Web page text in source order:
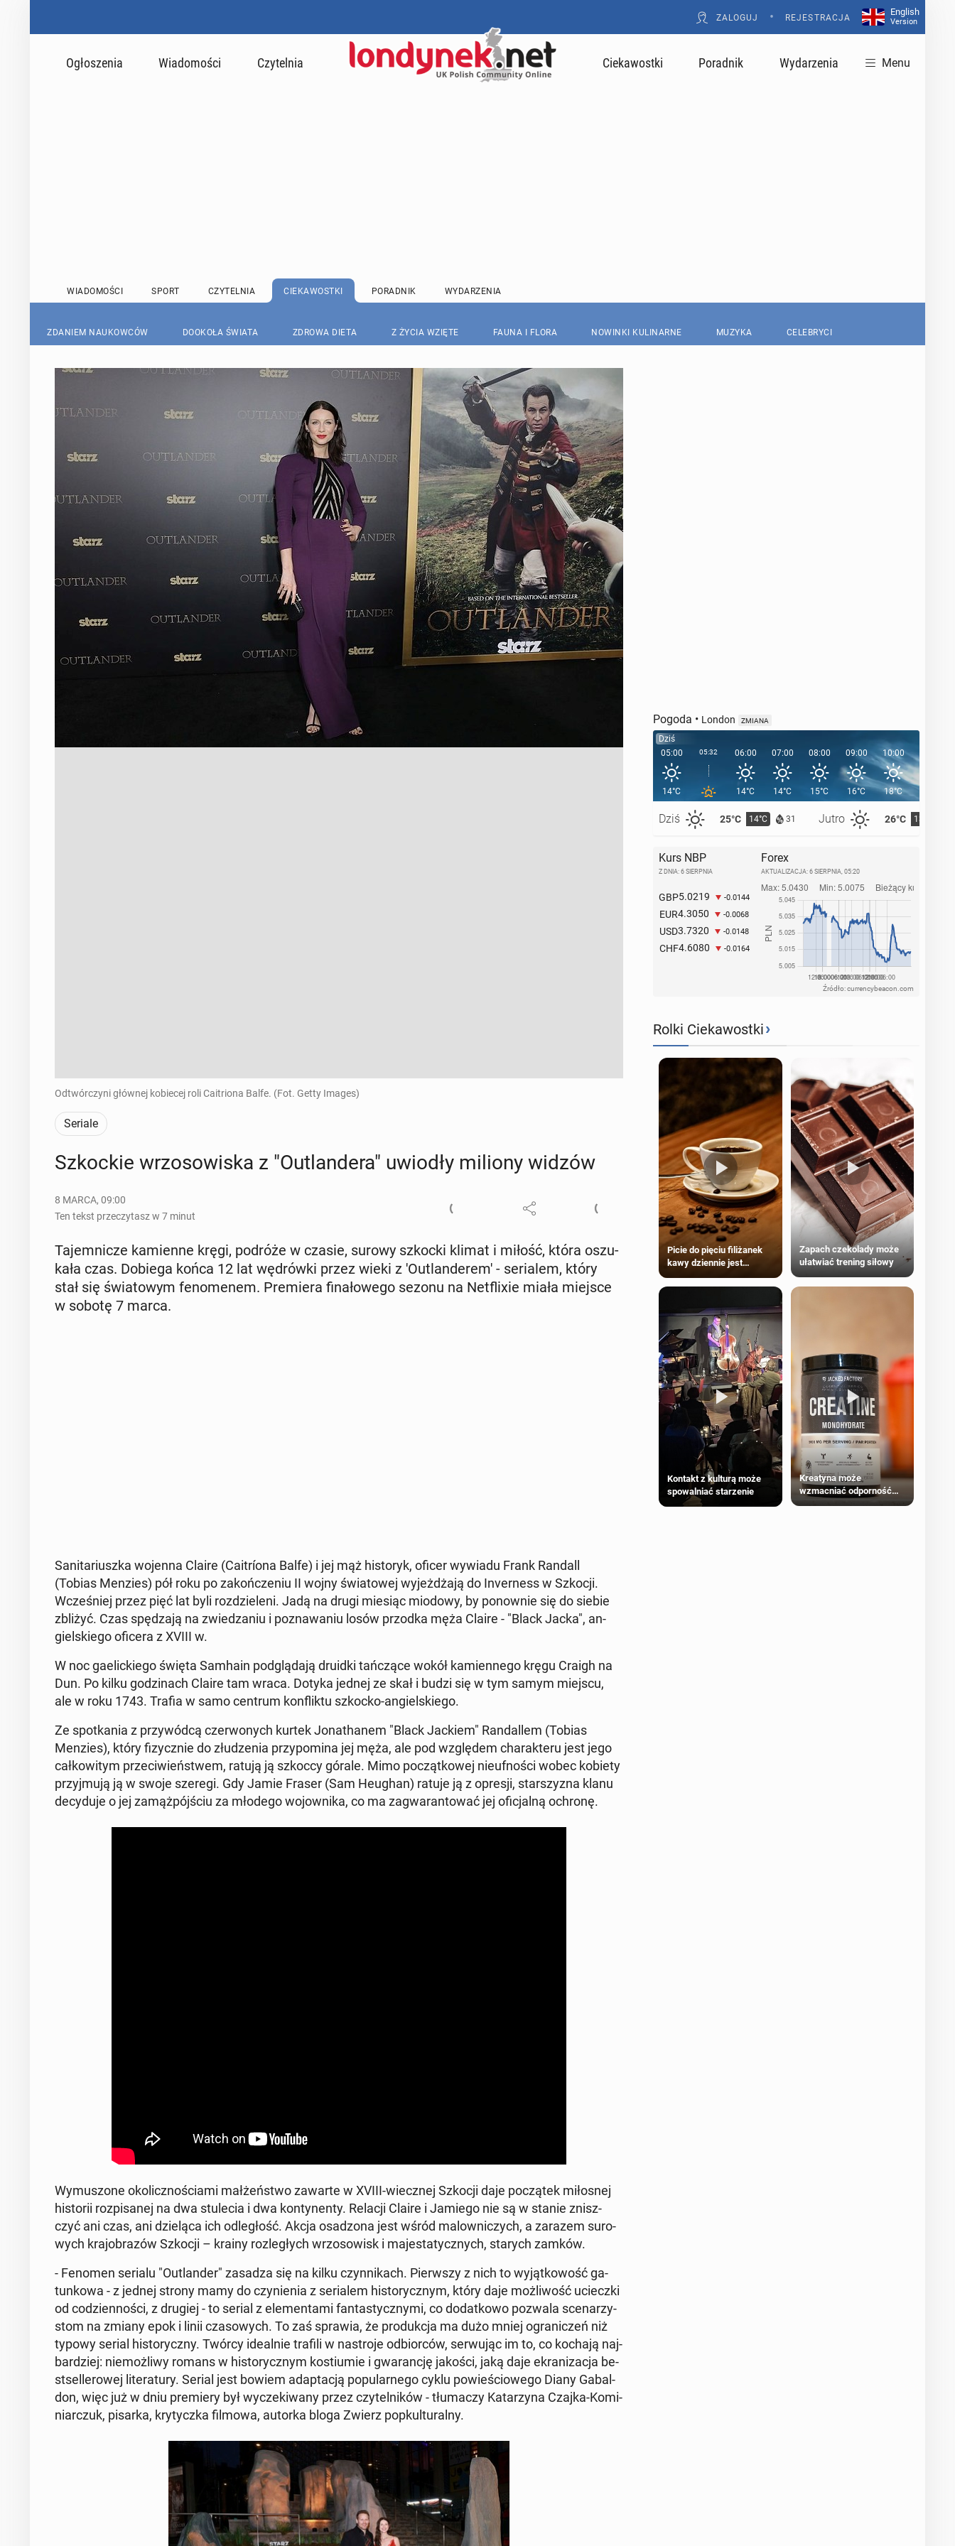
ZALOGUJ • REJESTRACJA
English
Version
Ogłoszenia Wiadomości Czytelnia Ciekawostki Poradnik Wydarzenia Menu
WIADOMOŚCI SPORT CZYTELNIA CIEKAWOSTKI PORADNIK WYDARZENIA
ZDANIEM NAUKOWCÓW DOOKOŁA ŚWIATA ZDROWA DIETA Z ŻYCIA WZIĘTE FAUNA I FLORA NOWINKI KULINARNE MUZYKA CELEBRYCI
Odtwórczyni głównej kobiecej roli Caitriona Balfe. (Fot. Getty Images)
Seriale
Szkoc­kie wrzo­so­wi­ska z "Outlan­de­ra" uwiodły miliony widzów
8 MARCA, 09:00
Ten tekst przeczytasz w 7 minut
Ta­jem­ni­cze ka­mien­ne kręgi, podróże w czasie, surowy szkocki klimat i miłość, która oszu­
ka­ła czas. Dobiega końca 12 lat wę­drów­ki przez wieki z 'O­utlan­de­re­m' - se­ria­lem, który
stał się świa­to­wym fe­no­me­nem. Pre­mie­ra fi­na­ło­we­go sezonu na Net­fli­xie miała miejsce
w sobotę 7 marca.
Sa­ni­ta­riusz­ka wojenna Claire (Ca­itrío­na Balfe) i jej mąż hi­sto­ryk, oficer wywiadu Frank Randall
(Tobias Menzies) pół roku po za­koń­cze­niu II wojny świa­to­wej wy­jeż­dża­ją do In­ver­ness w Szkocji.
Wcze­śniej przez pięć lat byli roz­dzie­le­ni. Jadą na drugi miesiąc miodowy, by po­now­nie się do siebie
zbliżyć. Czas spę­dza­ją na zwie­dza­niu i po­zna­wa­niu losów przodka męża Claire - "Black Jacka", an­
giel­skie­go oficera z XVIII w.
W noc ga­elic­kie­go święta Samhain pod­glą­da­ją druidki tań­czą­ce wokół ka­mien­ne­go kręgu Craigh na
Dun. Po kilku go­dzi­nach Claire tam wraca. Dotyka jednej ze skał i budzi się w tym samym miejscu,
ale w roku 1743. Trafia w samo centrum kon­flik­tu szkocko-an­giel­skie­go.
Ze spo­tka­nia z przy­wód­cą czer­wo­nych kurtek Jo­na­tha­nem "Black Jackiem" Ran­dal­lem (Tobias
Menzies), który fi­zycz­nie do złu­dze­nia przy­po­mi­na jej męża, ale pod wzglę­dem cha­rak­te­ru jest jego
cał­ko­wi­tym prze­ci­wień­stwem, ratują ją szkoccy górale. Mimo po­cząt­ko­wej nie­uf­no­ści wobec kobiety
przyj­mu­ją ją w swoje szeregi. Gdy Jamie Fraser (Sam Heughan) ratuje ją z opresji, star­szy­zna klanu
de­cy­du­je o jej za­mąż­pój­ściu za młodego wo­jow­ni­ka, co ma za­gwa­ran­to­wać jej ofi­cjal­ną ochronę.
Wy­mu­szo­ne oko­licz­no­ścia­mi mał­żeń­stwo zawarte w XVIII-wiecz­nej Szkocji daje po­czą­tek mi­ło­snej
hi­sto­rii roz­pi­sa­nej na dwa stu­le­cia i dwa kon­ty­nen­ty. Relacji Claire i Jamiego nie są w stanie znisz­
czyć ani czas, ani dzie­lą­ca ich od­le­głość. Akcja osa­dzo­na jest wśród ma­low­ni­czych, a zarazem su­ro­
wych kra­jo­bra­zów Szkocji – krainy roz­le­głych wrzo­so­wisk i ma­je­sta­tycz­nych, starych zamków.
- Fenomen serialu "Outlan­der" zasadza się na kilku czyn­ni­kach. Pierw­szy z nich to wy­jąt­ko­wość ga­
tun­ko­wa - z jednej strony mamy do czy­nie­nia z se­ria­lem hi­sto­rycz­nym, który daje moż­li­wość uciecz­ki
od co­dzien­no­ści, z drugiej - to serial z ele­men­ta­mi fan­ta­stycz­ny­mi, co do­dat­ko­wo pozwala sce­na­rzy­
stom na zmiany epok i linii cza­so­wych. To zaś sprawia, że pro­duk­cja ma dużo mniej ogra­ni­czeń niż
typowy serial hi­sto­rycz­ny. Twórcy ide­al­nie trafili w na­stro­je od­bior­ców, ser­wu­jąc im to, co kochają naj­
bar­dziej: nie­moż­li­wy romans w hi­sto­rycz­nym ko­stiu­mie i gwa­ran­cję jakości, jaką daje ekra­ni­za­cja be­
st­sel­le­ro­wej li­te­ra­tu­ry. Serial jest bowiem ad­ap­ta­cją po­pu­lar­ne­go cyklu po­wie­ścio­we­go Diany Ga­bal­
don, więc już w dniu pre­mie­ry był wy­cze­ki­wa­ny przez czy­tel­ni­ków - tłu­ma­czy Ka­ta­rzy­na Czajka-Ko­mi­
niar­czuk, pisarka, kry­tycz­ka filmowa, autorka bloga Zwierz po­pkul­tu­ral­ny.
Pogoda • London ZMIANA
Dziś
05:00
14°C
Dziś 25°C 14°C 31 Jutro 26°C 13°C
05:32 06:00
14°C
07:00
14°C
08:00
15°C
09:00
16°C
10:00
18°C
11:00
Kurs NBP
Z DNIA: 6 SIERPNIA
GBP5.0219 -0.0144
EUR4.3050 -0.0068
USD3.7320 -0.0148
CHF4.6080 -0.0164
Forex
AKTUALIZACJA: 6 SIERPNIA, 05:20
Źródło: currencybeacon.com
Rolki Ciekawostki›
Picie do pięciu filiżanek
kawy dziennie jest
większości dorosłych
Zapach czekolady może
ułatwiać trening siłowy
Kontakt z kulturą może
spowalniać starzenie
Kreatyna może
wzmacniać odporność
przeciw nowotworom